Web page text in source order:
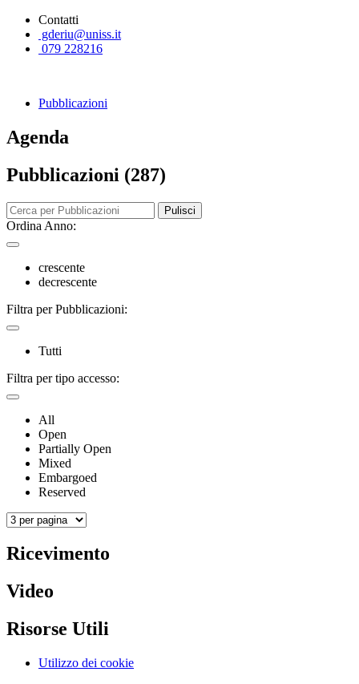
Contatti
gderiu@uniss.it
079 228216
Pubblicazioni
Agenda
Pubblicazioni (287)
Pulisci
Ordina Anno:
crescente
decrescente
Filtra per Pubblicazioni:
Tutti
Filtra per tipo accesso:
All
Open
Partially Open
Mixed
Embargoed
Reserved
Ricevimento
Video
Risorse Utili
Utilizzo dei cookie